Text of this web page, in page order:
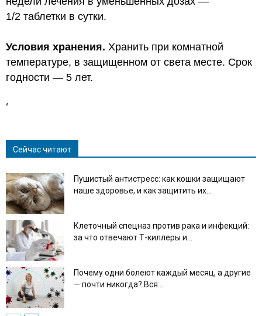
1/2 таблетки в сутки.
Условия хранения. Хранить при комнатной
температуре, в защищенном от света месте. Срок
годности — 5 лет.
‘
Сейчас читают
Пушистый антистресс: как кошки защищают
наше здоровье, и как защитить их...
Клеточный спецназ против рака и инфекций:
за что отвечают Т-киллеры и...
Почему одни болеют каждый месяц, а другие
— почти никогда? Вся...